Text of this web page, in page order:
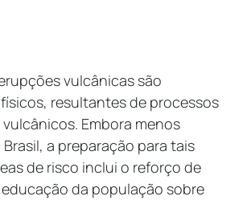
vulcânicas são
resultantes de processos
Embora menos
a preparação para tais
de risco inclui o reforço de
da população sobre